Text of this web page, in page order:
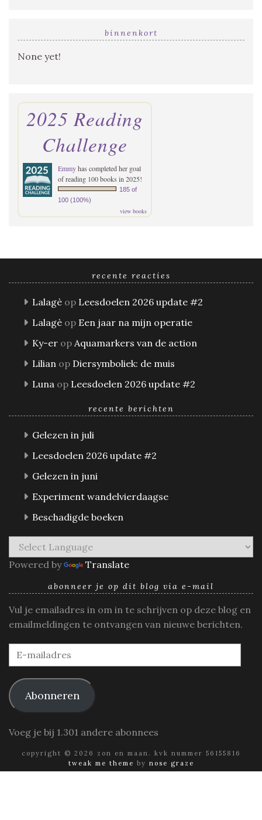
binnenkort
None yet!
2025 Reading
Challenge
Emmyhas completed her goal
of reading 100 books in 2025!
185 of
100 (100%)
view books
recente reacties
Lalagè op Leesdoelen 2026 update #2
Lalagè op Een jaar na mijn operatie
Ky-er op Aquamarkers van de action
Lilian op Diersymboliek: de muis
Luna op Leesdoelen 2026 update #2
recente berichten
Gelezen in juli
Leesdoelen 2026 update #2
Gelezen in juni
Experiment wandelvierdaagse
Beschadigde boeken
Powered by Translate
abonneer je op dit blog via e-mail
Vul je emailadres in om in te schrijven op deze blog en
emailmeldingen te ontvangen van nieuwe berichten.
E-
mailadres
Abonneren
Voeg je bij 1.301 andere abonnees
copyright © 2026 zon en maan. kvk nummer 56155816
tweak me theme by nose graze